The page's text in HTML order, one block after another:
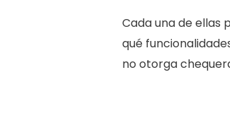
Cada una de ellas
qué
no otorga